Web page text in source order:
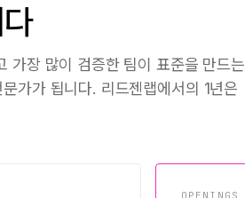
가장 많이 검증한 팀이 표준을 만드는
가가 됩니다. 리드젠랩에서의 1년은
OPENINGS